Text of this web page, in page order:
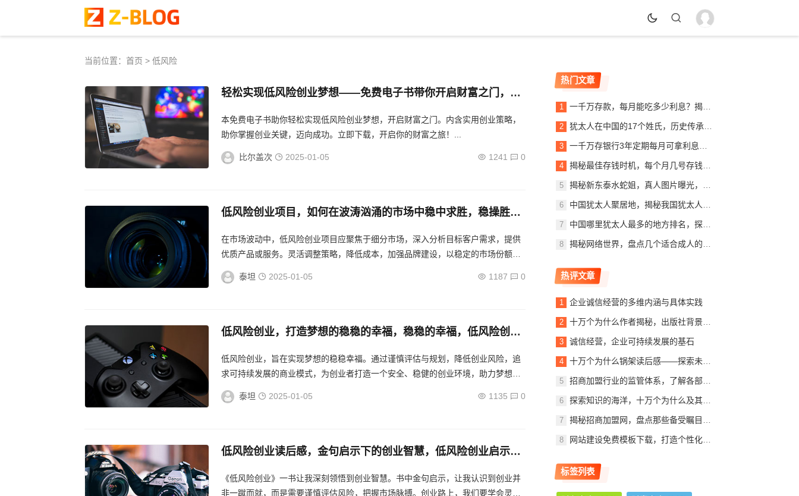
当前位置： 首页 > 低风险
轻松实现低风险创业梦想——免费电子书带你开启财富之门，免
本免费电子书助你轻松实现低风险创业梦想，开启财富之门。内含实用创业策略，
助你掌握创业关键，迈向成功。立即下载，开启你的财富之旅！...
比尔盖次 2025-01-05 1241 0
低风险创业项目，如何在波涛汹涌的市场中稳中求胜，稳操胜
在市场波动中，低风险创业项目应聚焦于细分市场，深入分析目标客户需求，提供
优质产品或服务。灵活调整策略，降低成本，加强品牌建设，以稳定的市场份额实
现稳中求胜。...
泰坦
2025-01-05 1187 0
低风险创业，打造梦想的稳稳的幸福，稳稳的幸福，低风险创业
低风险创业，旨在实现梦想的稳稳幸福。通过谨慎评估与规划，降低创业风险，追
求可持续发展的商业模式，为创业者打造一个安全、稳健的创业环境，助力梦想成
真。...
泰坦
2025-01-05 1135 0
低风险创业读后感，金句启示下的创业智慧，低风险创业启示
《低风险创业》一书让我深刻领悟到创业智慧。书中金句启示，让我认识到创业并
非一蹴而就，而是需要谨慎评估风险，把握市场脉搏。创业路上，我们要学会灵活
热门文章
一千万存款，每月能吃多少利息？揭秘银行利息收入背后的秘密
犹太人在中国的17个姓氏，历史传承与文化交融，犹太人在中国的姓氏传承与文化交融概览
一千万存银行3年定期每月可拿利息多少？详解定期存款收益计算
揭秘最佳存钱时机，每个月几号存钱最划算？
揭秘新东泰水蛇姐，真人图片曝光，美貌与实力并存
中国犹太人聚居地，揭秘我国犹太人最多的城市，中国犹太人聚居地探秘，揭秘我国犹太人口最多的城市
中国哪里犹太人最多的地方排名，探寻东方的以色列社区，东方犹太人聚集地，中国犹太人数量最多地区揭秘
揭秘网络世界，盘点几个适合成人的优质网站推荐
热评文章
企业诚信经营的多维内涵与具体实践
十万个为什么作者揭秘，出版社背景、内容简介及读者观后感
诚信经营，企业可持续发展的基石
十万个为什么锅架读后感——探索未知，启迪智慧
招商加盟行业的监管体系，了解各部门的职责与作用
探索知识的海洋，十万个为什么及其作者与出版社的故事
揭秘招商加盟网，盘点那些备受瞩目的加盟公司
网站建设免费模板下载，打造个性化网站，轻松入门指南
标签列表